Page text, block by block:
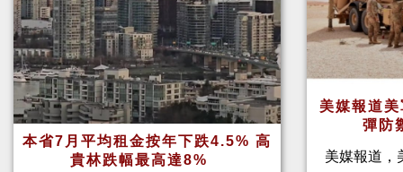
本省7月平均租金按年下跌4.5% 高
貴林跌幅最高達8%
美媒報道
彈防
美媒報道，